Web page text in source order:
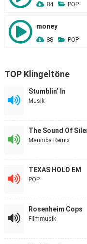
84 POP
money
88 POP
TOP Klingeltöne
Stumblin’ In
Musik
The Sound Of
Marimba Remix
TEXAS HOLD EM
POP
Rosenheim Cops
Filmmusik